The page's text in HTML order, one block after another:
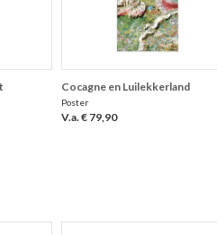
Cocagne en Luilekkerland
Poster
V.a. € 79,90